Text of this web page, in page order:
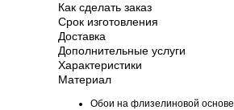
Как сделать заказ
Срок изготовления
Доставка
Дополнительные услуги
Характеристики
Материал
Обои на флизелиновой основе